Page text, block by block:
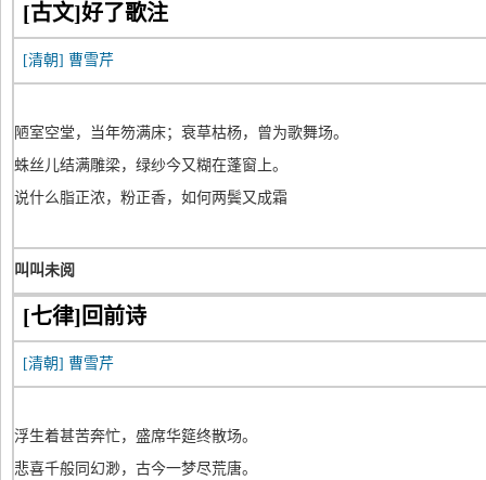
[古文]好了歌注
[清朝] 曹雪芹
陋室空堂，当年笏满床；衰草枯杨，曾为歌舞场。
蛛丝儿结满雕梁，绿纱今又糊在蓬窗上。
说什么脂正浓，粉正香，如何两鬓又成霜
叫叫未阅
[七律]回前诗
[清朝] 曹雪芹
浮生着甚苦奔忙，盛席华筵终散场。
悲喜千般同幻渺，古今一梦尽荒唐。